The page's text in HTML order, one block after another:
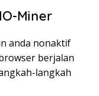
Miner
anda nonaktif
berjalan
langkah